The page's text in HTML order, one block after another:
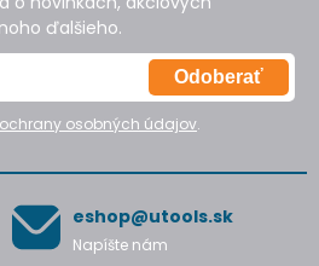
ďalšieho.
Odoberať
ochrany osobných údajov.
eshop@utools.sk
Napíšte nám